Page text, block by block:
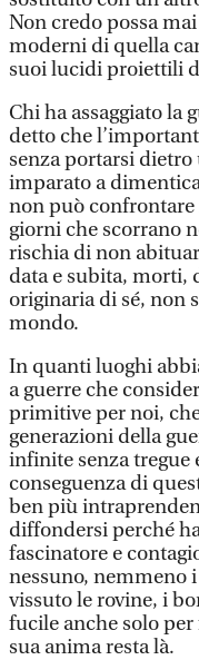
Non credo possa
moderni di quella
suoi lucidi proiettili
Chi ha assaggiato la
detto che
senza portarsi
imparato a
non può confrontare
giorni che scorrano
rischia di non
data e subita, morti,
originaria di sé, non
mondo.
In quanti luoghi
a guerre che
primitive per noi,
generazioni della
infinite senza tregue
conseguenza di
ben più
diffondersi perché
fascinatore e
nessuno, nemmeno
vissuto le rovine, i
fucile anche solo
sua anima resta là.